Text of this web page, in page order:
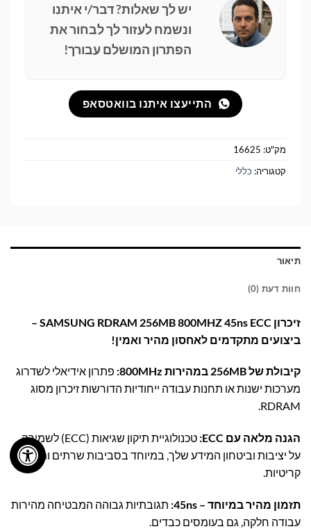
יש לך שאלות? דבר/י איתנו
ונשמח לעזור לך לבחור את
הפתרון המושלם עבורך!
התייעצו איתנו בוואטסאפ
מק"ט: 16625
קטגוריה: כללי
תיאור
חוות דעת (0)
זיכרון SAMSUNG RDRAM 256MB 800MHZ 45ns ECC –
ביצועים מתקדמים לאחסון מהיר ואמין!
קיבולת של 256MB במהירות 800MHz:
פתרון אידיאלי לשדרוג
מערכות ישנות או תחנות עבודה ייחודיות הדורשות זיכרון מסוג
RDRAM.
הגנה מלאה עם ECC:
טכנולוגיית תיקון שגיאות (ECC) לשמירה
על יציבות וביטחון המידע שלך, במיוחד בסביבות שרתים ותחנות
קריטיות.
תזמון מהיר במיוחד – 45ns:
תגובתיות גבוהה המבטיחה מהירות
עבודה חלקה, גם בעומסים כבדים.